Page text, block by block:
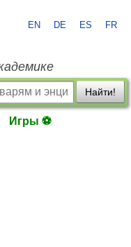
EN DE ES FR
Найти!
Игры ⚽